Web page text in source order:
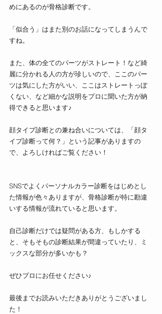
めにあるのが骨格診断です。
「似合う」はまた別のお話になってしまうんで
すね。
また、体の全てのパーツがストレート！など綺
麗に分かれる人の方が珍しいので、ここのパー
ツは気にした方がいい、ここはストレートっぽ
くない、など細かな説明をプロに聞いた方が納
得できると思います♪
顔タイプ診断との兼ね合いについては、「顔タ
イプ診断って何？」という記事がありますの
で、よろしければご覧ください！
SNSでよくパーソナルカラー診断をはじめとし
た情報が色々ありますが、骨格診断が特に勘違
いする情報が流れていると思います。
自己診断だけでは疑問がある方、もしかする
と、そもそもの診断結果が間違っていたり、ミ
ックスな部分が多いかも？
ぜひプロにお任せください♪
最後までお読みいただきありがとうございまし
た！